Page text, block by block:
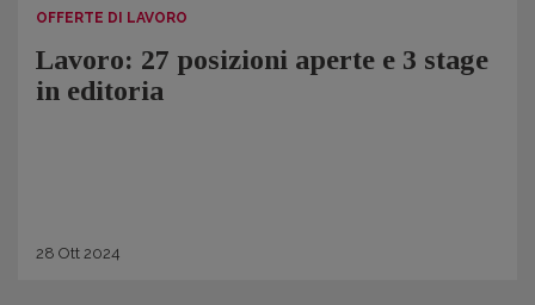
OFFERTE DI LAVORO
Lavoro: 27 posizioni aperte e 3 stage
in editoria
28 Ott 2024